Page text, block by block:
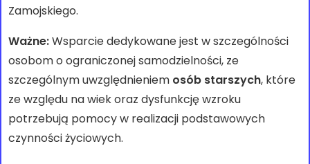
Zamojskiego.
Ważne:Wsparcie dedykowane jest w szczególności
osobom o ograniczonej samodzielności, ze
szczególnym uwzględnieniem osób starszych, które
ze względu na wiek oraz dysfunkcję wzroku
potrzebują pomocy w realizacji podstawowych
czynności życiowych.